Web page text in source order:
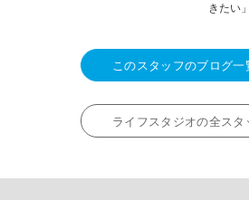
きたい
このスタッフのブログ一
ライフスタジオの全スタ